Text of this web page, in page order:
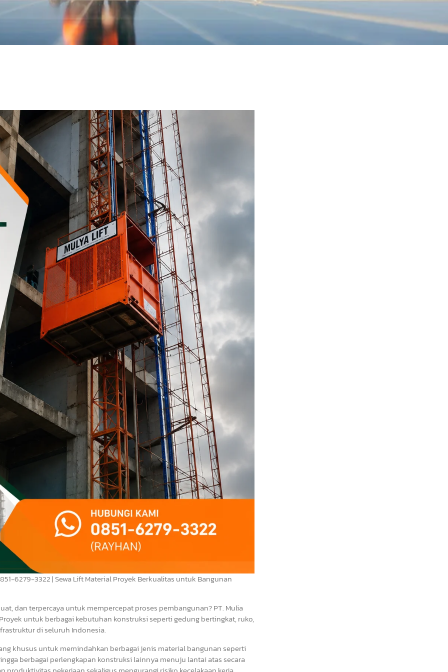
6279-3322 | Sewa Lift Material Proyek Berkualitas untuk Bangunan
dan terpercaya untuk mempercepat proses pembangunan? PT. Mulia
untuk berbagai kebutuhan konstruksi seperti gedung bertingkat, ruko,
di seluruh Indonesia.
khusus untuk memindahkan berbagai jenis material bangunan seperti
berbagai perlengkapan konstruksi lainnya menuju lantai atas secara